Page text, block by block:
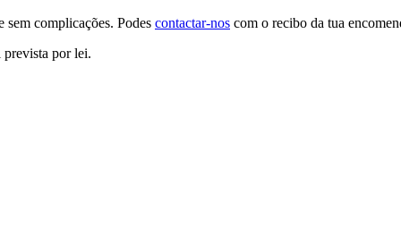
complicações. Podes contactar-nos com o recibo da tua
prevista por lei.